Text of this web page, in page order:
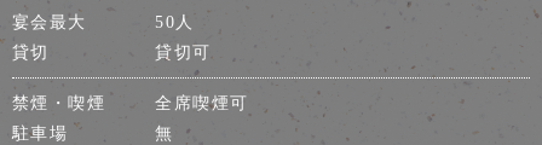
宴会最大
50人
貸切
貸切可
禁煙・喫煙
全席喫煙可
駐車場
無